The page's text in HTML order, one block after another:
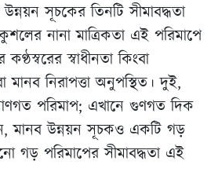
সূচকের তিনটি সীমাবদ্ধতা
নানা মাত্রিকতা এই পরিমাপে
স্বাধীনতা কিংবা
নিরাপত্তা অনুপস্থিত। দুই,
পরিমাপ; এখানে গুণগত দিক
মানব উন্নয়ন সূচকও একটি গড়
গড় পরিমাপের সীমাবদ্ধতা এই